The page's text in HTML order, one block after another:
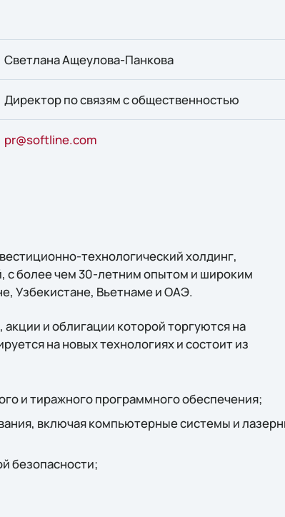
Светлана Ащеулова-Панкова
Директор по связям с общественностью
pr@softline.com
технологический холдинг,
c более чем 30-летним опытом и широким
Узбекистане, Вьетнаме и ОАЭ.
и облигации которой торгуются на
на новых технологиях и состоит из
и тиражного программного обеспечения;
включая компьютерные системы и
безопасности;